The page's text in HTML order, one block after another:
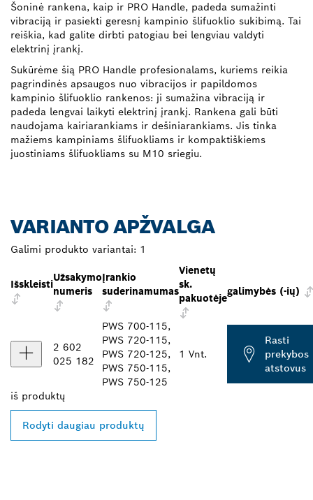
Šoninė rankena, kaip ir PRO Handle, padeda sumažinti
vibraciją ir pasiekti geresnį kampinio šlifuoklio sukibimą. Tai
reiškia, kad galite dirbti patogiau bei lengviau valdyti
elektrinį įrankį.
Sukūrėme šią PRO Handle profesionalams, kuriems reikia
pagrindinės apsaugos nuo vibracijos ir papildomos
kampinio šlifuoklio rankenos: ji sumažina vibraciją ir
padeda lengvai laikyti elektrinį įrankį. Rankena gali būti
naudojama kairiarankiams ir dešiniarankiams. Jis tinka
mažiems kampiniams šlifuokliams ir kompaktiškiems
juostiniams šlifuokliams su M10 sriegiu.
VARIANTO APŽVALGA
Galimi produkto variantai: 1
Išskleisti
Užsakymo
numeris
Įrankio
suderinamumas
Vienetų
sk.
pakuotėje
galimybės (-ių)
2 602
025 182
PWS 700-115,
PWS 720-115,
PWS 720-125,
PWS 750-115,
PWS 750-125
1 Vnt.
Rasti
prekybos
atstovus
iš produktų
Rodyti daugiau produktų